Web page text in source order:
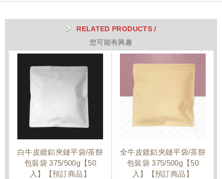
RELATED PRODUCTS /
您可能有興趣
白牛皮鍍鋁夾鏈平袋/茶餅
包裝袋 375/500g【50
入】【預訂商品】
全牛皮鍍鋁夾鏈平袋/茶餅
包裝袋 375/500g【50
入】【預訂商品】